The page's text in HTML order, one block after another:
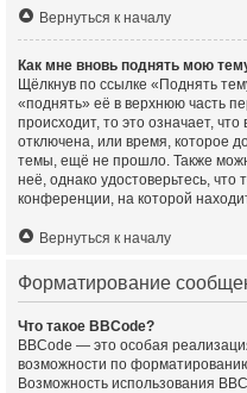
Вернуться к началу
Как мне вновь поднять мою
Щёлкнув по ссылке «Поднять
«поднять» её в верхнюю часть
происходит, то это означает,
отключена, или время, которое
темы, ещё не прошло. Также
неё, однако удостоверьтесь,
конференции, на которой
Вернуться к началу
Форматирование
Что такое BBCode?
BBCode — это особая
возможности по
Возможность использования